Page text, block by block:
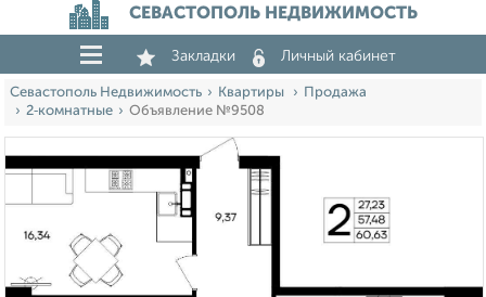
СЕВАСТОПОЛЬ НЕДВИЖИМОСТЬ
Закладки Личный кабинет
Севастополь Недвижимость Квартиры
Продажа
2‑комнатные
Объявление №9508